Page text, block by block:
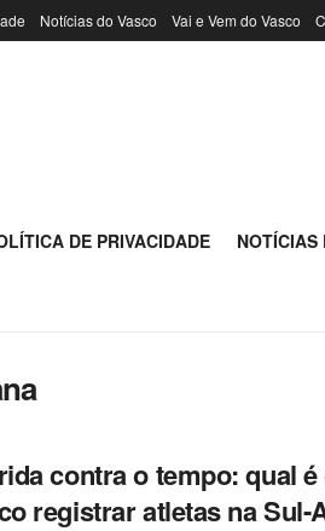
Notícias do Vasco Vai e Vem do Vasco
DE PRIVACIDADE NOTÍCIAS
contra o tempo: qual
registrar atletas na Sul-